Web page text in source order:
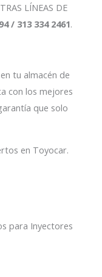
LÍNEAS DE
/ 313 334 2461.
tu almacén de
con los mejores
que solo
en Toyocar.
para Inyectores